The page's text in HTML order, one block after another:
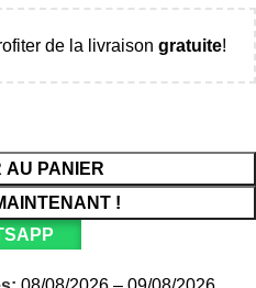
de la livraison gratuite!
AU PANIER
!